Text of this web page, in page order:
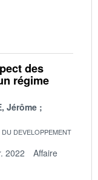
des
régime
Jérôme
DEVELOPPEMENT
2022
Affaire